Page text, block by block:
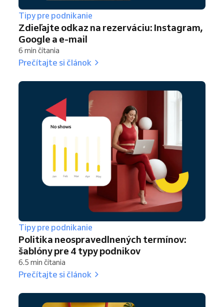
Tipy pre podnikanie
Zdieľajte odkaz na rezerváciu: Instagram,
Google a e-mail
6 min čítania
Prečítajte si článok
Tipy pre podnikanie
Politika neospravedlnených termínov:
šablóny pre 4 typy podnikov
6.5 min čítania
Prečítajte si článok